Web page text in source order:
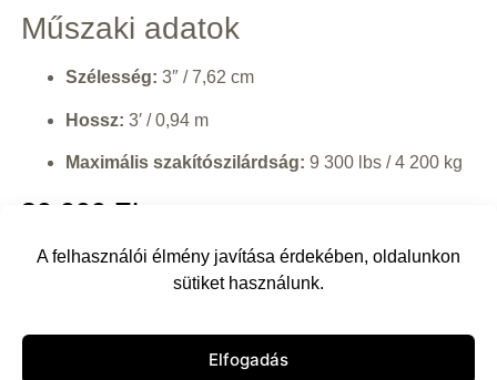
A felhasználói élmény javítása érdekében, oldalunkon
sütiket használunk.
Elfogadás
Műszaki adatok
Szélesség: 3″ / 7,62 cm
Hossz: 3′ / 0,94 m
Maximális szakítószilárdság: 9 300 lbs / 4 200 kg
30 000 Ft
Kosárba
Vissza